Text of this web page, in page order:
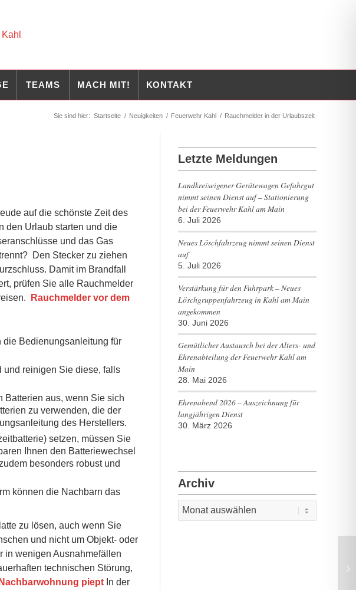
TEAMS MACH MIT! KONTAKT
Sie sind hier: Startseite / Neuigkeiten / Feuerwehr Kahl / Rauchmelder in der Urlaubszeit
auf die schönste Zeit des
den Urlaub starten und die
und das Gas
Den Stecker zu ziehen
Damit im Brandfall
prüfen Sie alle Rauchmelder
Rauchmelder vor dem
die Bedienungsanleitung für
und reinigen Sie diese, falls
Batterien aus, wenn Sie sich
zu verwenden, die der
des Herstellers.
setzen, müssen Sie
Ihnen den Batteriewechsel
besonders robust und
können die Nachbarn das
zu lösen, auch wenn Sie
und nicht um Objekt- oder
in wenigen Ausnahmefällen
technischen Störung,
piept In der
Letzte Meldungen
Landkreiseigener Gerätewagen Gefahrgut
nimmt seinen Dienst auf – Stationierung
bei der Feuerwehr Kahl am Main
6. Juli 2026
Neues Löschfahrzeug nimmt seinen Dienst
auf
5. Juli 2026
Verstärkung für den Fuhrpark – Neues
Löschgruppenfahrzeug in Kahl am Main
angekommen
30. Juni 2026
Gemütlicher Austausch bei der Alters- und
Ehrenabteilung der Feuerwehr Kahl am
Main
28. Mai 2026
Ehrenabend 2026 – Auszeichnung für
langjährigen Dienst
30. März 2026
Archiv